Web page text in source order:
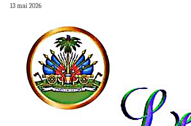
13 mai 2026